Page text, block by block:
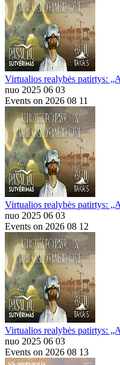
Virtualios realybės patirtys:
nuo 2025 06 03
Events on 2026 08 11
Virtualios realybės patirtys:
nuo 2025 06 03
Events on 2026 08 12
Virtualios realybės patirtys:
nuo 2025 06 03
Events on 2026 08 13